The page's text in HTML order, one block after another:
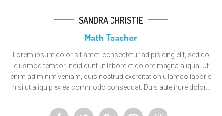
SANDRA CHRISTIE
Math Teacher
Lorem ipsum dolor sit amet, consectetur adipisicing elit, sed do
eiusmod tempor incididunt ut labore et dolore magna aliqua. Ut
enim ad minim veniam, quis nostrud exercitation ullamco laboris
nisi ut aliquip ex ea commodo consequat. Duis aute irure dolor...